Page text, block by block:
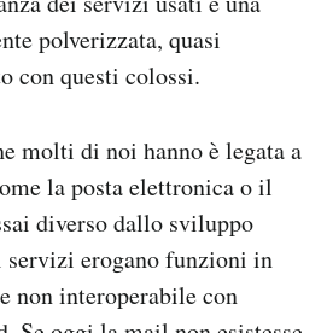
polverizzata, quasi
con questi colossi.
molti di noi hanno è legata a
la posta elettronica o il
diverso dallo sviluppo
erogano funzioni in
non interoperabile con